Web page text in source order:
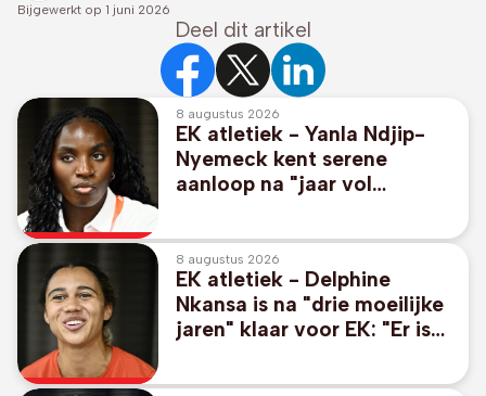
Bijgewerkt op 1 juni 2026
Deel dit artikel
8 augustus 2026
EK atletiek - Yanla Ndjip-
Nyemeck kent serene
aanloop na "jaar vol
8 augustus 2026
EK atletiek - Delphine
Nkansa is na "drie moeilijke
jaren" klaar voor EK: "Er is